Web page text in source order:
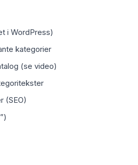
i WordPress)
kategorier
(se video)
(SEO)